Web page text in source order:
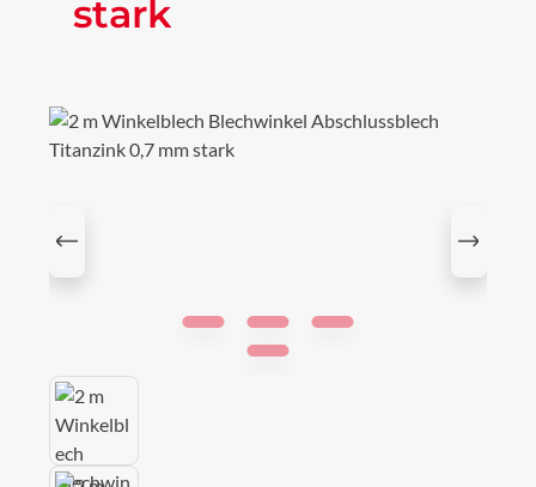
stark
Bildergalerie überspringen